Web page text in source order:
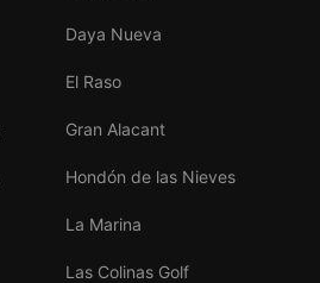
Daya Nueva
El Raso
Gran Alacant
Hondón de las Nieves
La Marina
Las Colinas Golf